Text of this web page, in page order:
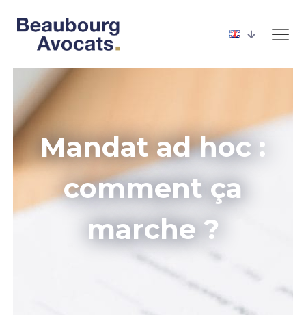
Mandat ad hoc :
comment ça
marche ?